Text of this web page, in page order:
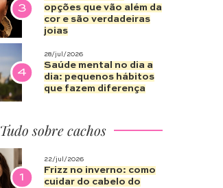
3
opções que vão além da
cor e são verdadeiras
joias
4
28/jul/2026
Saúde mental no dia a
dia: pequenos hábitos
que fazem diferença
Tudo sobre cachos
1
22/jul/2026
Frizz no inverno: como
cuidar do cabelo do